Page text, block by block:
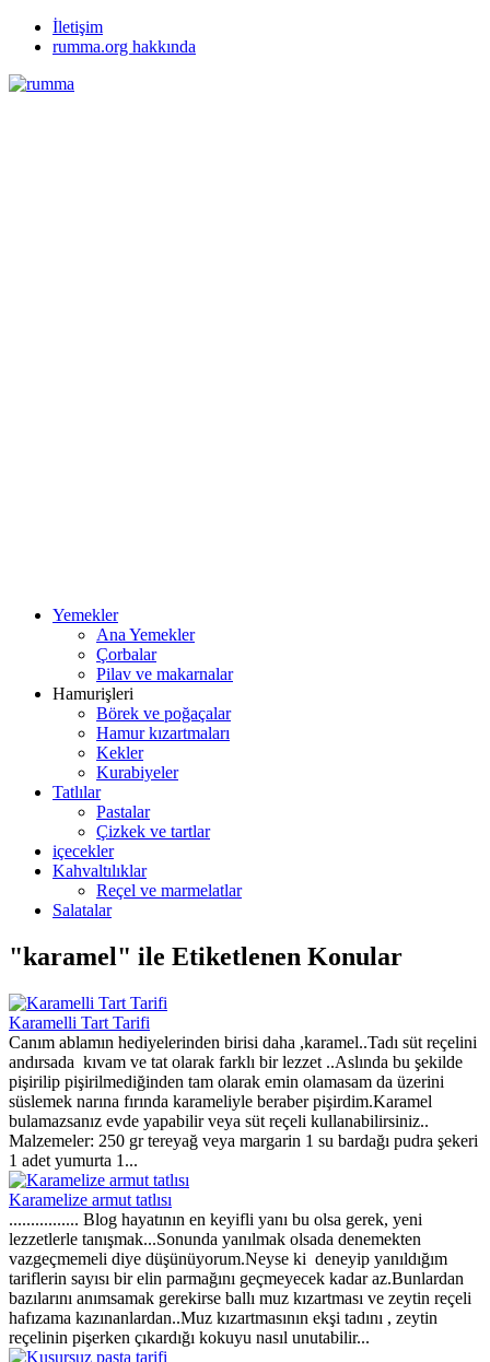
İletişim
rumma.org hakkında
Yemekler
Ana Yemekler
Çorbalar
Pilav ve makarnalar
Hamurişleri
Börek ve poğaçalar
Hamur kızartmaları
Kekler
Kurabiyeler
Tatlılar
Pastalar
Çizkek ve tartlar
içecekler
Kahvaltılıklar
Reçel ve marmelatlar
Salatalar
"karamel" ile Etiketlenen Konular
Karamelli Tart Tarifi
Canım ablamın hediyelerinden birisi daha ,karamel..Tadı süt reçelini
andırsada kıvam ve tat olarak farklı bir lezzet ..Aslında bu şekilde
pişirilip pişirilmediğinden tam olarak emin olamasam da üzerini
süslemek narına fırında karameliyle beraber pişirdim.Karamel
bulamazsanız evde yapabilir veya süt reçeli kullanabilirsiniz..
Malzemeler: 250 gr tereyağ veya margarin 1 su bardağı pudra şekeri
1 adet yumurta 1...
Karamelize armut tatlısı
................ Blog hayatının en keyifli yanı bu olsa gerek, yeni
lezzetlerle tanışmak...Sonunda yanılmak olsada denemekten
vazgeçmemeli diye düşünüyorum.Neyse ki deneyip yanıldığım
tariflerin sayısı bir elin parmağını geçmeyecek kadar az.Bunlardan
bazılarını anımsamak gerekirse ballı muz kızartması ve zeytin reçeli
hafızama kazınanlardan..Muz kızartmasının ekşi tadını , zeytin
reçelinin pişerken çıkardığı kokuyu nasıl unutabilir...